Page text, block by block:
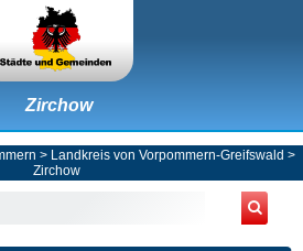
Zirchow
> Landkreis von Vorpommern-Greifswald >
Zirchow